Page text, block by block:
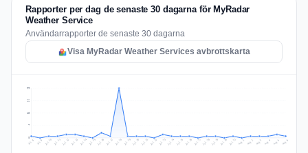
Rapporter per dag de senaste 30 dagarna för MyRadar
Weather Service
Användarrapporter de senaste 30 dagarna
Visa MyRadar Weather Services avbrottskarta
7
15
22
29
Jul 8 Jul 9 Jul 10 Jul 11 Jul 12 Jul 13 Jul 14 Jul 15 Jul 16 Jul 17 Jul 18 Jul 19 Jul 20 Jul 21 Jul 22 Jul 23 Jul 24 Jul 25 Jul 26 Jul 27 Jul 28 Jul 29 Jul 30 Jul 31 Aug 1 Aug 2 Aug 3 Aug 4 Aug 5 Aug 6